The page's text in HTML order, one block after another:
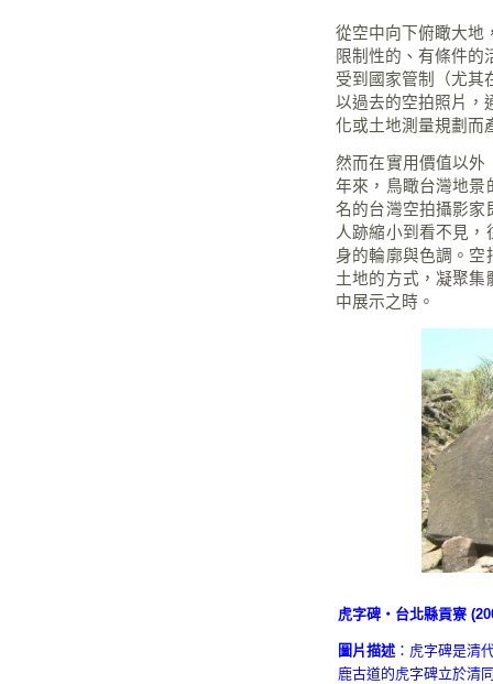
從空中向下俯瞰大地
限制性的、有條件的
受到國家管制（尤其
以過去的空拍照片，
化或土地測量規劃而
然而在實用價值以外
年來，鳥瞰台灣地景
名的台灣空拍攝影家
人跡縮小到看不見
身的輪廓與色調。空
土地的方式，凝聚集
中展示之時。
虎字碑‧台北縣貢寮
圖片描述 ：虎字碑是清
鹿古道的虎字碑立於清